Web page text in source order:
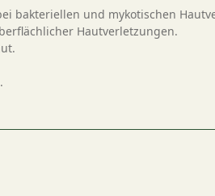
bakteriellen und mykotischen
Hautverletzungen.